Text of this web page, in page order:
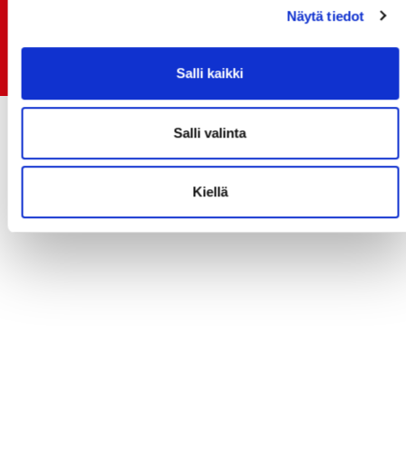
Näytä tiedot
Salli kaikki
Salli valinta
Kiellä
Early Bird-lippupaketit nyt myynnissä! - näe
Jokerit-matsi ja useat muut